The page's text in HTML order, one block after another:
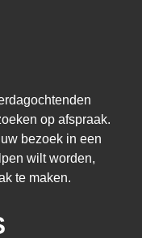
op afspraak.
bezoek in een
wilt worden,
te maken.